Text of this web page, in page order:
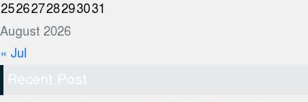
August 2026
25262728293031
« Jul
Recent Post